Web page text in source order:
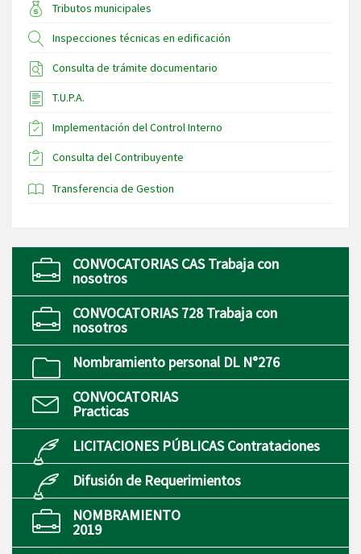
Tributos municipales
Inspecciones técnicas en edificación
Consulta de trámite documentario
T.U.P.A.
Implementación del Control Interno
Consulta del Contribuyente
Transferencia de Gestion
CONVOCATORIAS CAS Trabaja con
nosotros
CONVOCATORIAS 728 Trabaja con
nosotros
Nombramiento personal DL N°276
CONVOCATORIAS
Practicas
LICITACIONES PÚBLICAS Contrataciones
Difusión de Requerimientos
NOMBRAMIENTO
2019